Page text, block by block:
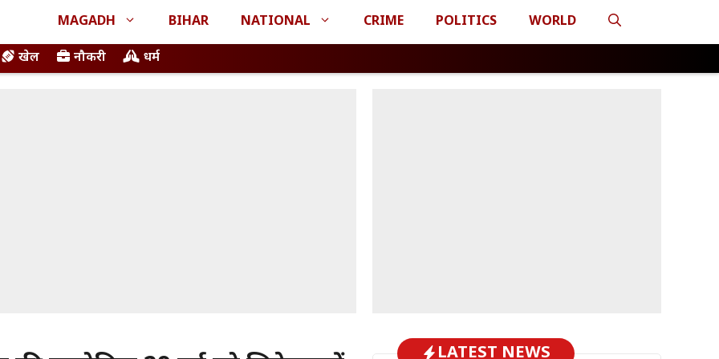
MAGADH BIHAR NATIONAL CRIME POLITICS WORLD
खेल नौकरी धर्म
LATEST NEWS